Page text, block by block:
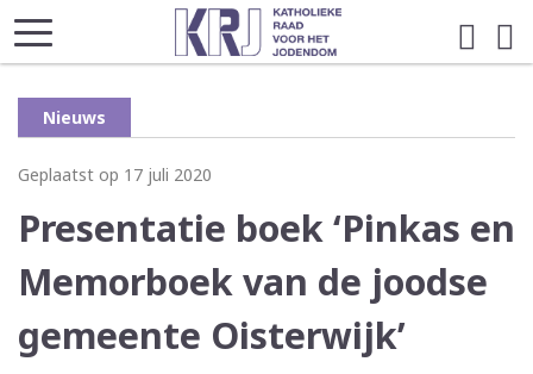
Nieuws
Geplaatst op 17 juli 2020
Presentatie boek ‘Pinkas en
Memorboek van de joodse
gemeente Oisterwijk’